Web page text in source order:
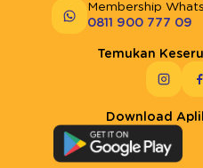
Membership
0811 900 777 09
Temukan
Download